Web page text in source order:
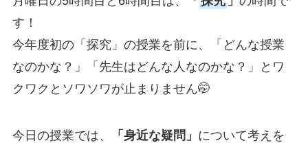
す！
今年度初の「探究」の授業を前に、「どんな授業
なのかな？」「先生はどんな人なのかな？」とワ
クワクとソワソワが止まりません🤭
今日の授業では、 「身近な疑問」 について考えを